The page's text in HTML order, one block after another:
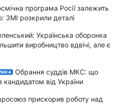
програма Росії залежить
ЗМІ розкрили деталі
Українська оборонка
виробництво вдвічі, але є
Обрання суддів МКС: що
кандидатом від України
прискорив роботу над